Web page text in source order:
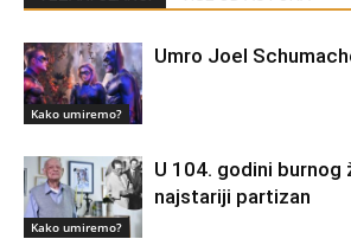
Kako umiremo?
Umro Joel
Kako umiremo?
U 104. godini burnog
najstariji partizan